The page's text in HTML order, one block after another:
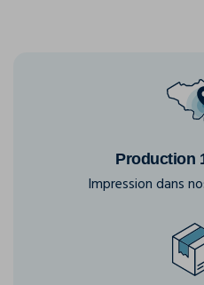
Production
Impression dans